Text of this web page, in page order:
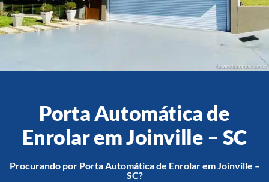
Pintura eletrostática
Portfólio
Acessórios
Automatização
Porta Automática de
Enrolar em Joinville – SC
Procurando por Porta Automática de Enrolar em Joinville –
SC?